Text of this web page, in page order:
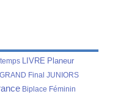
LIVRE Planeur
GRAND Final JUNIORS
Biplace Féminin